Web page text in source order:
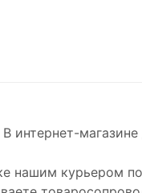
интернет-
нашим курьером